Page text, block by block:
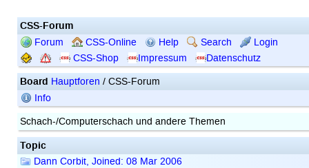
CSS-Forum
Forum CSS-Online Help Search
Login
CSS-Shop
Impressum Datenschutz
Board Hauptforen / CSS-Forum
Info
Schach-/Computerschach und andere Themen
Topic
Dann Corbit, Joined: 08 Mar 2006